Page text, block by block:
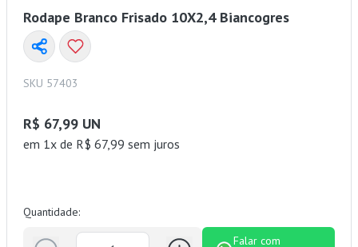
Rodape Branco Frisado 10X2,4 Biancogres
SKU 57403
R$ 67,99 UN
em 1x de R$ 67,99 sem juros
Quantidade:
Falar com